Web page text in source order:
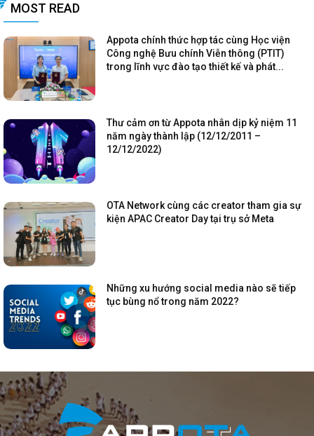
MOST READ
Appota chính thức hợp tác cùng Học viện
Công nghệ Bưu chính Viễn thông (PTIT)
trong lĩnh vực đào tạo thiết kế và phát...
Thư cảm ơn từ Appota nhân dịp kỷ niệm 11
năm ngày thành lập (12/12/2011 –
12/12/2022)
OTA Network cùng các creator tham gia sự
kiện APAC Creator Day tại trụ sở Meta
Những xu hướng social media nào sẽ tiếp
tục bùng nổ trong năm 2022?